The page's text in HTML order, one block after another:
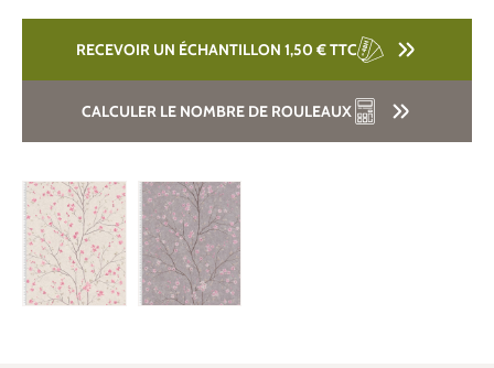
RECEVOIR UN ÉCHANTILLON 1,50 €TTC
CALCULER LE NOMBRE DE ROULEAUX